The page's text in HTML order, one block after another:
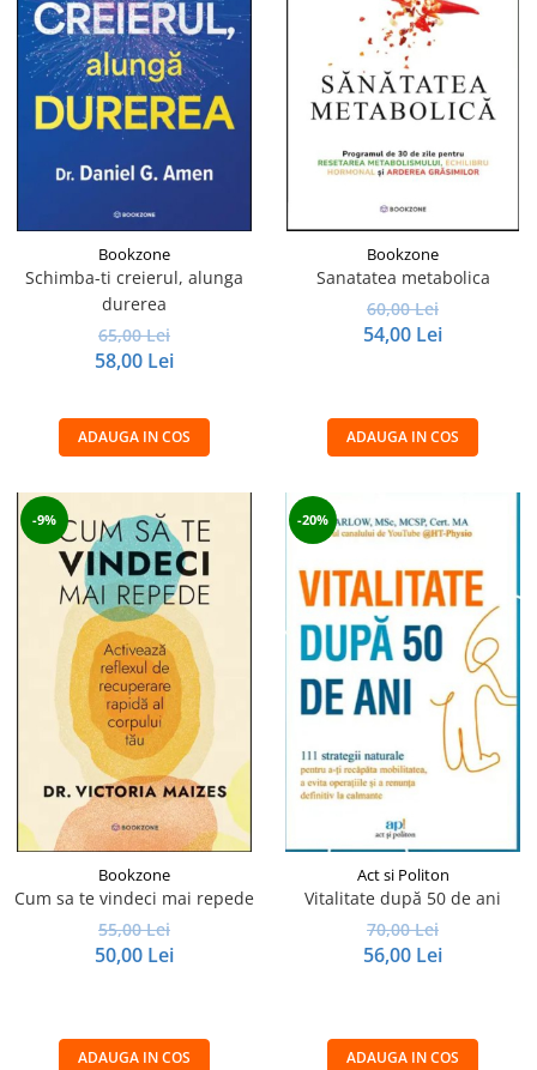
Bookzone
Schimba-ti creierul, alunga
durerea
65,00 Lei
58,00 Lei
ADAUGA IN COS
Bookzone
Sanatatea metabolica
60,00 Lei
54,00 Lei
ADAUGA IN COS
-9%
Bookzone
Cum sa te vindeci mai repede
55,00 Lei
50,00 Lei
ADAUGA IN COS
-20%
Act si Politon
Vitalitate după 50 de ani
70,00 Lei
56,00 Lei
ADAUGA IN COS